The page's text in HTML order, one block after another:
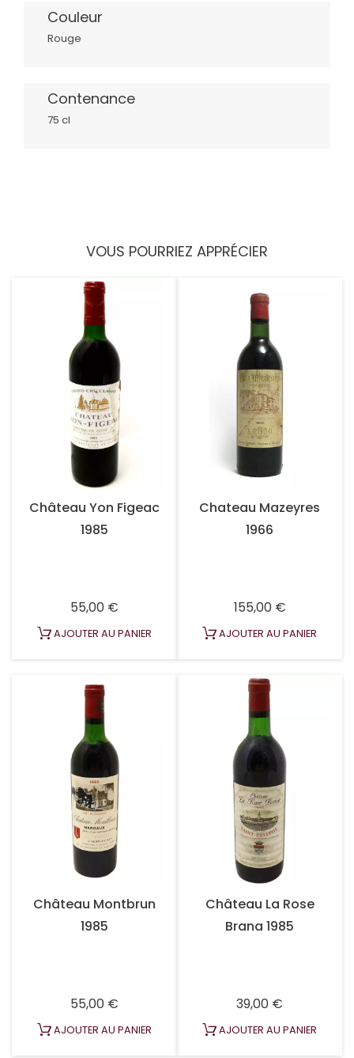
Couleur
Rouge
Contenance
75 cl
VOUS POURRIEZ APPRÉCIER
Château Yon Figeac
1985
55,00 €
AJOUTER AU PANIER
Chateau Mazeyres
1966
155,00 €Prix
AJOUTER AU PANIER
Château Montbrun
1985
55,00 €
AJOUTER AU PANIER
Château La Rose
Brana 1985
39,00 €
AJOUTER AU PANIER